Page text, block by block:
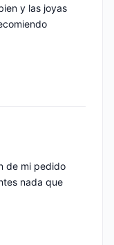
y las joyas
de mi pedido
nada que